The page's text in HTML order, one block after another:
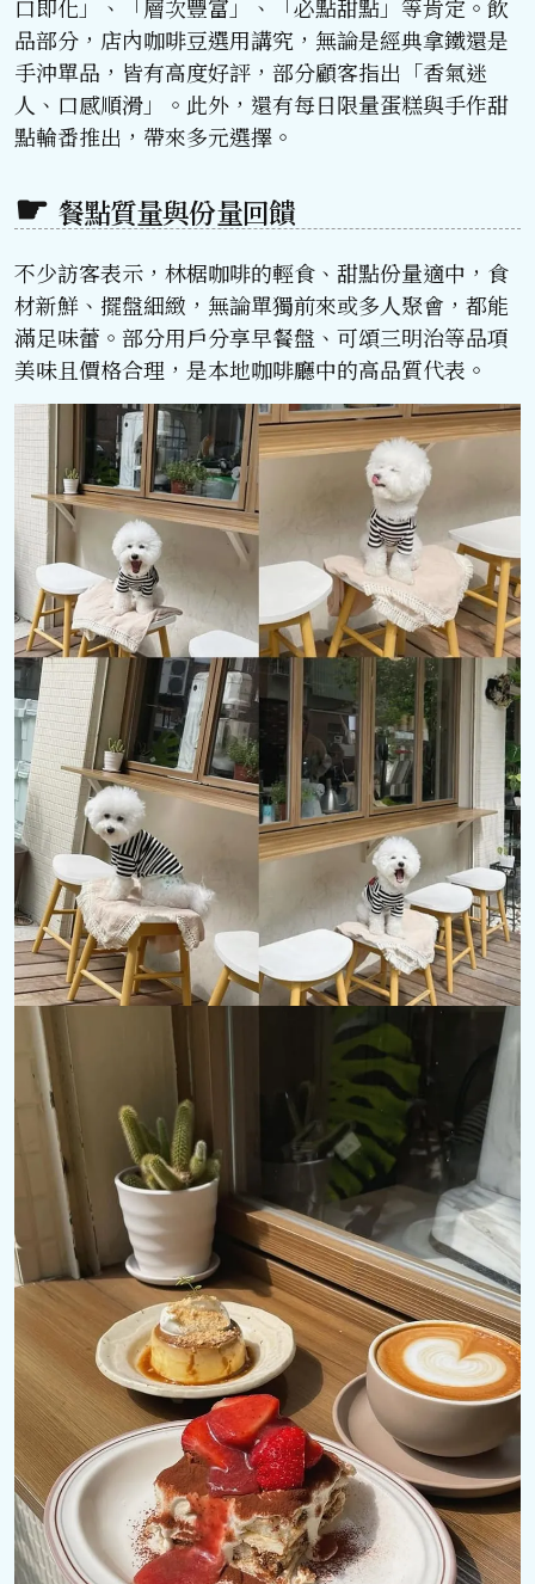
口即化」、「層次豐富」、「必點甜點」等肯定。飲
品部分，店內咖啡豆選用講究，無論是經典拿鐵還是
手沖單品，皆有高度好評，部分顧客指出「香氣迷
人、口感順滑」。此外，還有每日限量蛋糕與手作甜
點輪番推出，帶來多元選擇。
餐點質量與份量回饋
不少訪客表示，林椐咖啡的輕食、甜點份量適中，食
材新鮮、擺盤細緻，無論單獨前來或多人聚會，都能
滿足味蕾。部分用戶分享早餐盤、可頌三明治等品項
美味且價格合理，是本地咖啡廳中的高品質代表。